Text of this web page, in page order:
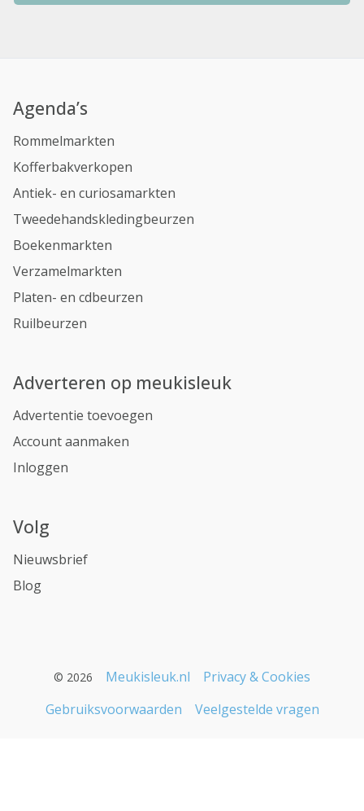
Agenda’s
Rommelmarkten
Kofferbakverkopen
Antiek- en curiosamarkten
Tweedehandskledingbeurzen
Boekenmarkten
Verzamelmarkten
Platen- en cdbeurzen
Ruilbeurzen
Adverteren op meukisleuk
Advertentie toevoegen
Account aanmaken
Inloggen
Volg
Nieuwsbrief
Blog
© 2026 Meukisleuk.nl
Privacy & Cookies
Gebruiksvoorwaarden
Veelgestelde vragen